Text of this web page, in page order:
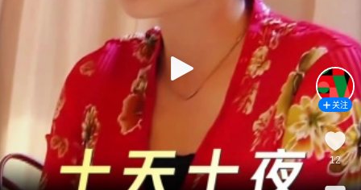
关注
12